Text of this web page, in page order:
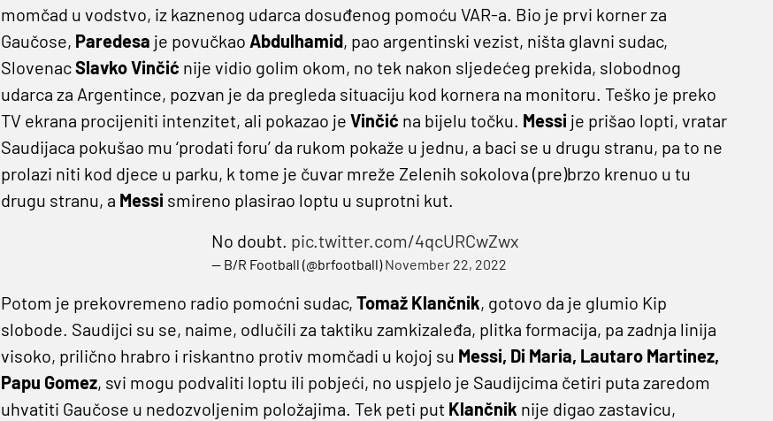
momčad u vodstvo, iz kaznenog udarca dosuđenog pomoću VAR-a. Bio je prvi korner za
Gaučose, Paredesa je povučkao Abdulhamid, pao argentinski vezist, ništa glavni sudac,
SlovenacSlavko Vinčić nije vidio golim okom, no tek nakon sljedećeg prekida, slobodnog
udarca za Argentince, pozvan je da pregleda situaciju kod kornera na monitoru. Teško je preko
TV ekrana procijeniti intenzitet, ali pokazao je Vinčić na bijelu točku. Messi je prišao lopti, vratar
Saudijaca pokušao mu ‘prodati foru’ da rukom pokaže u jednu, a baci se u drugu stranu, pa to ne
prolazi niti kod djece u parku, k tome je čuvar mreže Zelenih sokolova (pre)brzo krenuo u tu
drugu stranu, a Messi smireno plasirao loptu u suprotni kut.
No doubt. pic.twitter.com/4qcURCwZwx
— B/R Football (@brfootball)November 22, 2022
Potom je prekovremeno radio pomoćni sudac, Tomaž Klančnik, gotovo da je glumio Kip
slobode. Saudijci su se, naime, odlučili za taktiku zamkizaleđa, plitka formacija, pa zadnja linija
visoko, prilično hrabro i riskantno protiv momčadi u kojoj su Messi, Di Maria, Lautaro Martinez,
Papu Gomez, svi mogu podvaliti loptu ili pobjeći, no uspjelo je Saudijcima četiri puta zaredom
uhvatiti Gaučose u nedozvoljenim položajima. Tek peti put Klančnik nije digao zastavicu,